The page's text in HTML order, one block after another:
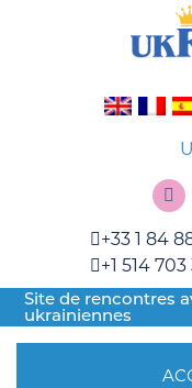
+33 1 84
+1 514 703
Site de rencontres
ukrainiennes